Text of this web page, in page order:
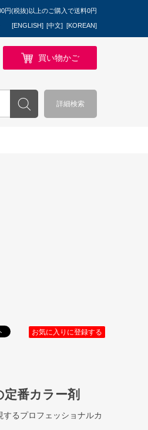
円(税抜)以上のご購入で送料0円
[ENGLISH] [中文] [KOREAN]
買い物かご
詳細検索
お気に入りに登録する
番カラー剤
るプロフェッショナルカ